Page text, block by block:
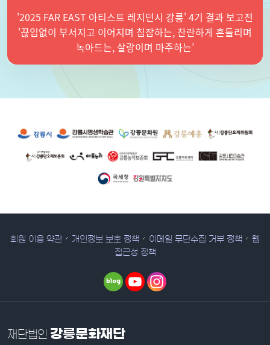
'2025 FAR EAST 아티스트 레지던시 강릉' 4기 결과 보고전
'끊임없이 부서지고 이어지며 침잠하는, 찬란하게 흔들리며
녹아드는, 살랑이며 마주하는’
회원 이용 약관 개인정보 보호 정책 이메일 무단수집 거부 정책
웹
접근성 정책
재단법인 강릉문화재단